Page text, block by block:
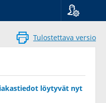
Suomi
Svenska
Tulostettava versio
löytyvät nyt